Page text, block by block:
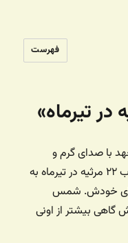
فهرست
با صدای گرم و
شعرهای زیبا.. و شعور برای انتشار کتاب ۲۲ مرثیه در تیرماه به
خودش. شمس
گاهی بیشتر از اونی